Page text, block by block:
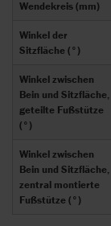
Wendekreis (mm)
Winkel der
Sitzfläche (°)
Winkel zwischen
Bein und Sitzfläche,
geteilte Fußstütze
(°)
Winkel zwischen
Bein und Sitzfläche,
zentral montierte
Fußstütze (°)